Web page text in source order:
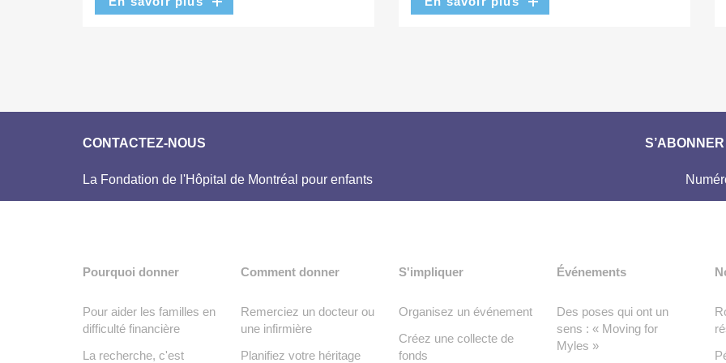
CONTACTEZ-NOUS
La Fondation de l'Hôpital de Montréal pour enfants
Pourquoi donner
Pour aider les familles en
difficulté financière
La recherche, c'est
Comment donner
Remerciez un docteur ou
une infirmière
Planifiez votre héritage
S'impliquer
Organisez un événement
Créez une collecte de
fonds
Événements
Des poses qui ont un
sens : « Moving for
Myles »